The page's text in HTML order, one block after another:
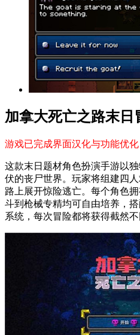
加拿大死亡之路末日
游戏已完成界面汉化与功能优
这款末日题材角色扮演手游以
伏的丧尸世界。玩家将组建四
路上展开惊险逃亡。每个角色
斗到枪械专精均可自由培养，
系统，每次冒险都将获得截然不